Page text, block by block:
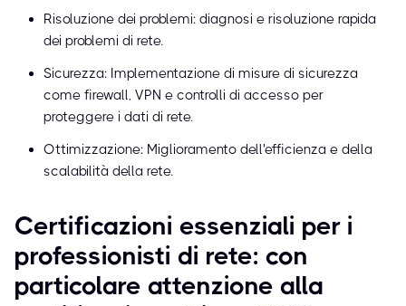
Risoluzione dei problemi: diagnosi e risoluzione rapida
dei problemi di rete.
Sicurezza: Implementazione di misure di sicurezza
come firewall, VPN e controlli di accesso per
proteggere i dati di rete.
Ottimizzazione: Miglioramento dell'efficienza e della
scalabilità della rete.
Certificazioni essenziali per i
professionisti di rete: con
particolare attenzione alla